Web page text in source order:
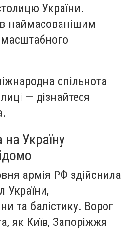
України.
наймасованішим
спільнота
— дізнайтеся
Україну
армія РФ здійснила
України,
та балістику. Ворог
як Київ, Запоріжжя